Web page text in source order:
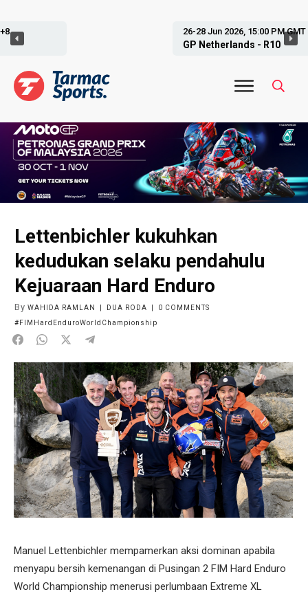
26-28 Jun 2026, 15:00 PM GMT +8
Lettenbichler kukuhkan
kedudukan selaku pendahulu
Kejuaraan Hard Enduro
By WAHIDA RAMLAN DUA RODA 0 COMMENTS
#FIMHardEnduroWorldChampionship
Manuel Lettenbichler mempamerkan aksi dominan apabila
menyapu bersih kemenangan di Pusingan 2 FIM Hard Enduro
World Championship menerusi perlumbaan Extreme XL